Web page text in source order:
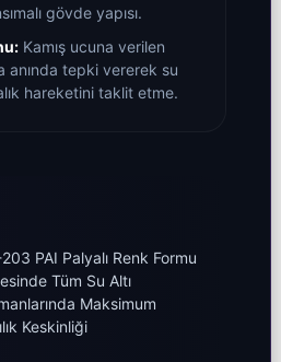
gövde yapısı.
Kamış ucuna verilen
anında tepki vererek su
hareketini taklit etme.
PAI Palyalı Renk Formu
Tüm Su Altı
Maksimum
Keskinliği